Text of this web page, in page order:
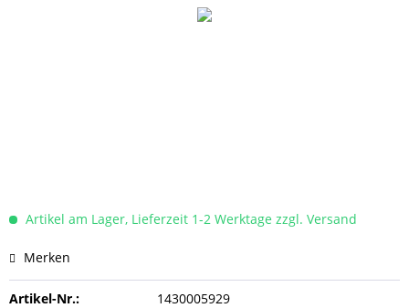
Artikel am Lager, Lieferzeit 1-2 Werktage zzgl. Versand
Merken
Artikel-Nr.: 1430005929